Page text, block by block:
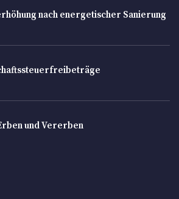
nach energetischer Sanierung
und Vererben